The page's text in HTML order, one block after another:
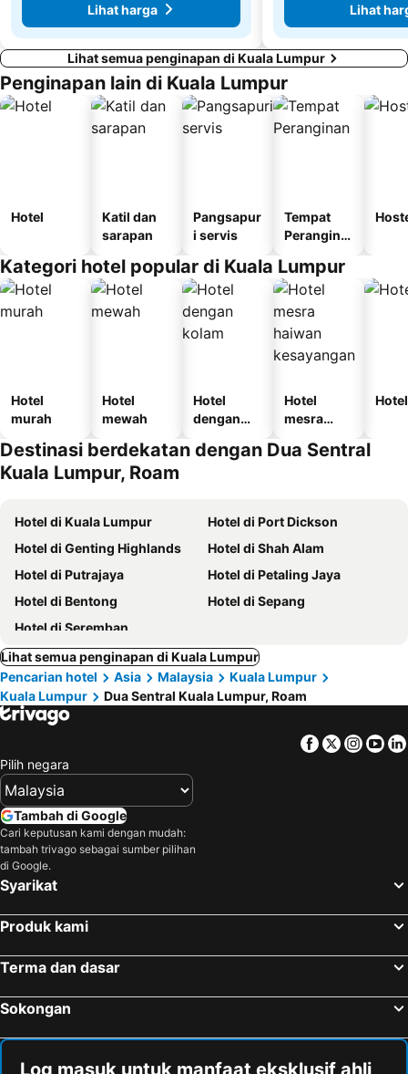
Lihat harga
Lihat
Lihat semua penginapan di Kuala Lumpur
Penginapan lain di Kuala Lumpur
Hotel
Katil dan
sarapan
Pangsapur
i servis
Tempat
Perangina
Kategori hotel popular di Kuala Lumpur
Hotel
murah
Hotel
mewah
Hotel
dengan
Hotel
mesra
kesayanga
Destinasi berdekatan dengan Dua Sentral
Kuala Lumpur, Roam
Hotel di Kuala Lumpur
Hotel di Port Dickson
Hotel di Genting Highlands
Hotel di Shah Alam
Hotel di Putrajaya
Hotel di Petaling Jaya
Hotel di Bentong
Hotel di Sepang
Hotel di Seremban
Lihat semua penginapan di Kuala Lumpur
Pencarian hotel
Asia Malaysia
Kuala Lumpur
Kuala Lumpur
Dua Sentral Kuala Lumpur, Roam
Facebook
Twitter
Pilih negara
Tambah di Google
Cari keputusan kami dengan mudah:
tambah trivago sebagai sumber pilihan
di Google.
Syarikat
Produk kami
Terma dan dasar
Sokongan
Log masuk untuk manfaat eksklusif ahli